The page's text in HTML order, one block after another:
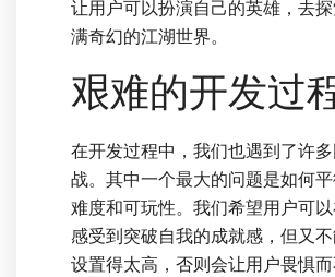
让用户可以扮演自己的英雄，去
满奇幻的江湖世界。
艰难的开发过
在开发过程中，我们也遇到了许
战。其中一个最大的问题是如何
难度和可玩性。我们希望用户可
感受到突破自我的成就感，但又
设置得太高，否则会让用户畏惧